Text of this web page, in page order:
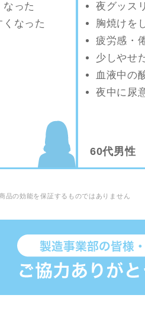
った
なった
夜グッス
胸焼けを
疲労感・
少しやせ
血液中の
夜中に尿
60代男性
の効能を保証するものではありません